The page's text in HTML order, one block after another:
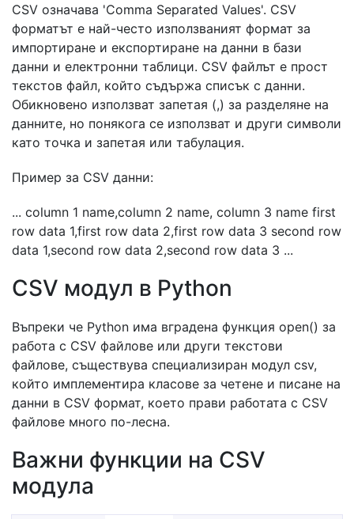
CSV означава 'Comma Separated Values'. CSV
форматът е най-често използваният формат за
импортиране и експортиране на данни в бази
данни и електронни таблици. CSV файлът е прост
текстов файл, който съдържа списък с данни.
Обикновено използват запетая (,) за разделяне на
данните, но понякога се използват и други символи
като точка и запетая или табулация.
Пример за CSV данни:
... column 1 name,column 2 name, column 3 name first
row data 1,first row data 2,first row data 3 second row
data 1,second row data 2,second row data 3 ...
CSV модул в Python
Въпреки че Python има вградена функция open() за
работа с CSV файлове или други текстови
файлове, съществува специализиран модул csv,
който имплементира класове за четене и писане на
данни в CSV формат, което прави работата с CSV
файлове много по-лесна.
Важни функции на CSV
модула